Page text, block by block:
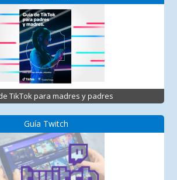
TikTok para madres y padres
Guía Twitch